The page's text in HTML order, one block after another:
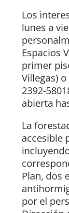
Los
lunes a
Espacios
primer
Villegas)
2392-
abierta
La
accesible
Plan, dos
por el